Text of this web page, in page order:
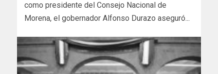
como presidente del Consejo Nacional de
Morena, el gobernador Alfonso Durazo aseguró...